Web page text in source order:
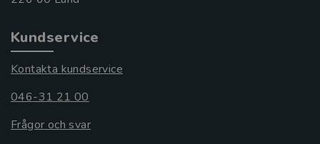
Kundservice
Kontakta kundservice
046-31 21 00
Frågor och svar